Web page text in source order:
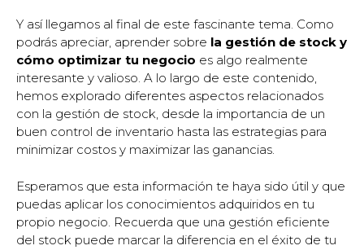
Y así llegamos al final de este fascinante tema. Como
podrás apreciar, aprender sobre la gestión de stock y
cómo optimizar tu negocio es algo realmente
interesante y valioso. A lo largo de este contenido,
hemos explorado diferentes aspectos relacionados
con la gestión de stock, desde la importancia de un
buen control de inventario hasta las estrategias para
minimizar costos y maximizar las ganancias.
Esperamos que esta información te haya sido útil y que
puedas aplicar los conocimientos adquiridos en tu
propio negocio. Recuerda que una gestión eficiente
del stock puede marcar la diferencia en el éxito de tu